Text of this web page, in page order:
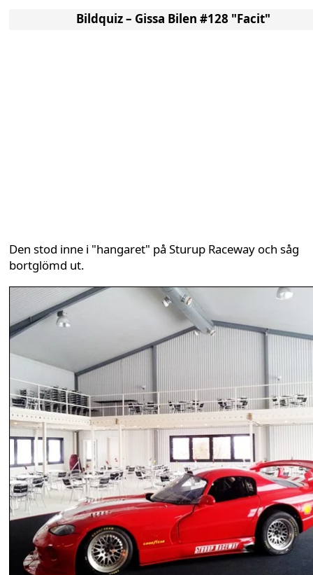
Bildquiz – Gissa Bilen #128 "Facit"
Den stod inne i "hangaret" på Sturup Raceway och såg
bortglömd ut.